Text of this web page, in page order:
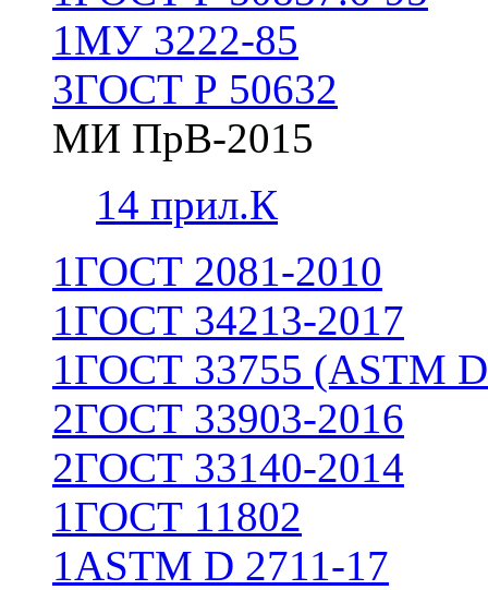
1МУ 3222-85
3ГОСТ Р 50632
МИ ПрВ-2015
14 прил.К
1ГОСТ 2081-2010
1ГОСТ 34213-2017
1ГОСТ 33755 (ASTM
2ГОСТ 33903-2016
2ГОСТ 33140-2014
1ГОСТ 11802
1ASTM D 2711-17